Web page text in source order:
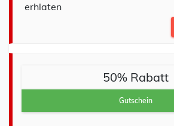
erhlaten
50% Rabatt
Gutschein